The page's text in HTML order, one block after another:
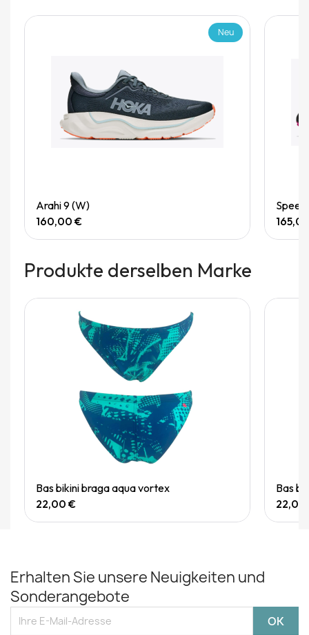
Neu
Arahi 9 (W)
160,00 €
Produkte derselben Marke
Quick View
Bas bikini braga aqua vortex
22,00 €
Bas
22,00
Erhalten Sie unsere Neuigkeiten und
Sonderangebote